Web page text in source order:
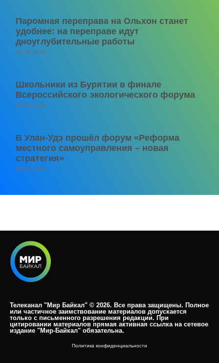
Паромная переправа на Ольхон станет
удобнее: на переправе идут
дноуглубительные работы
06.08.2026
Школьники из Бурятии в финале
Всероссийского экологического форума
06.08.2026
В Улан-Удэ прошёл форум «Реформа
местного самоуправления – новая
стратегия»
05.08.2026
Телеканал "Мир Байкал" © 2026. Все права защищены. Полное
или частичное заимствование материалов допускается
только с письменного разрешения редакции. При
цитировании материалов прямая активная ссылка на сетевое
издание "Мир-Байкал" обязательна.​
Политика конфиденциальности